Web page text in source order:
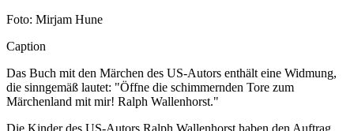
Foto: Mirjam Hune
Caption
Das Buch mit den Märchen des US-Autors enthält eine Widmung,
die sinngemäß lautet: "Öffne die schimmernden Tore zum
Märchenland mit mir! Ralph Wallenhorst."
Die Kinder des US-Autors Ralph Wallenhorst haben den Auftrag